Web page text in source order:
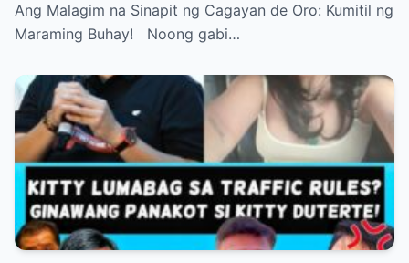
Ang Malagim na Sinapit ng Cagayan de Oro: Kumitil ng
Maraming Buhay! Noong gabi…